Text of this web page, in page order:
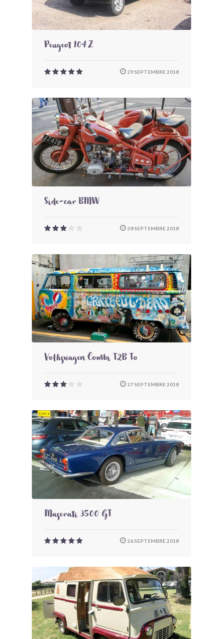
Peugeot 104 Z
29 SEPTEMBRE 2018
Side-car BMW
28 SEPTEMBRE 2018
Volkswagen Combi T2B To
27 SEPTEMBRE 2018
Maserati 3500 GT
26 SEPTEMBRE 2018